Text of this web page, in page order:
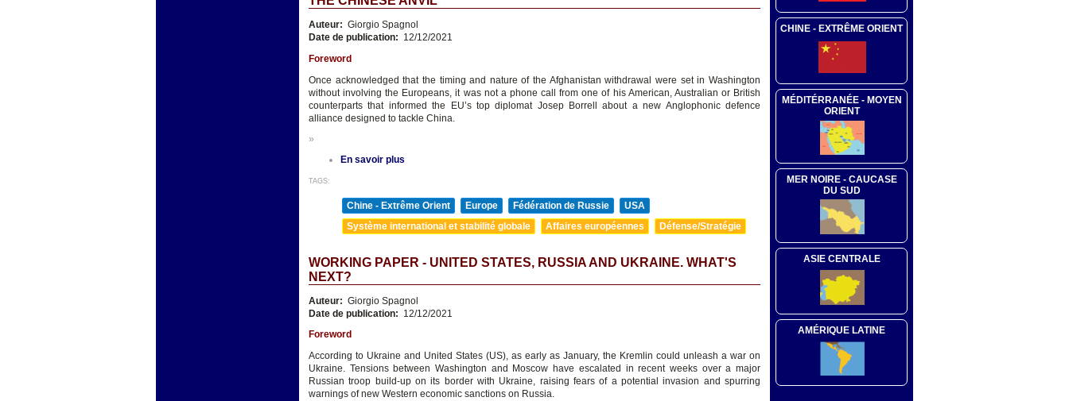
Auteur: Giorgio Spagnol
Date de publication: 12/12/2021
Foreword
Once acknowledged that the timing and nature of the Afghanistan withdrawal were set in Washington
without involving the Europeans, it was not a phone call from one of his American, Australian or British
counterparts that informed the EU’s top diplomat Josep Borrell about a new Anglophonic defence
alliance designed to tackle China.
»
En savoir plus
TAGS:
Chine - Extrême Orient Europe Fédération de Russie
USA
Système international et stabilité globale
Affaires européennes Défense/Stratégie
WORKING PAPER - UNITED STATES, RUSSIA AND UKRAINE. WHAT'S
NEXT?
Auteur: Giorgio Spagnol
Date de publication: 12/12/2021
Foreword
According to Ukraine and United States (US), as early as January, the Kremlin could unleash a war on
Ukraine. Tensions between Washington and Moscow have escalated in recent weeks over a major
Russian troop build-up on its border with Ukraine, raising fears of a potential invasion and spurring
warnings of new Western economic sanctions on Russia.
CHINE - EXTRÊME ORIENT
MÉDITÉRRANÉE - MOYEN
ORIENT
MER NOIRE - CAUCASE
DU SUD
ASIE CENTRALE
AMÉRIQUE LATINE